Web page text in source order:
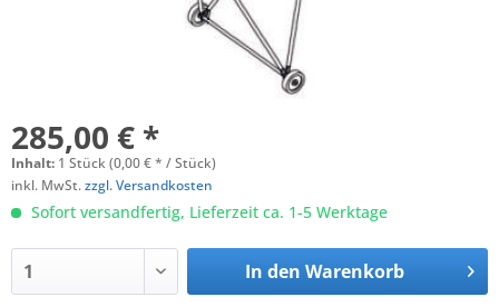
285,00 € *
Inhalt: 1 Stück (0,00 € * / Stück)
inkl. MwSt.zzgl. Versandkosten
Sofort versandfertig, Lieferzeit ca. 1-5 Werktage
In den Warenkorb